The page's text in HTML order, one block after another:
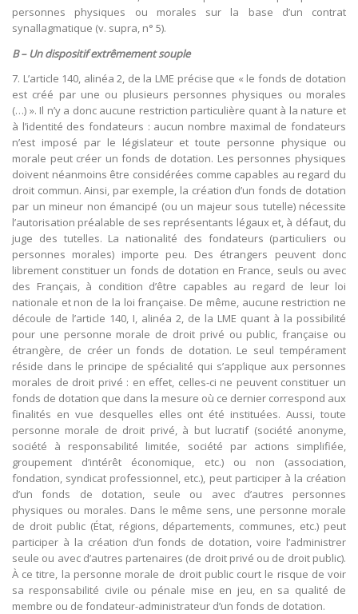
personnes physiques ou morales sur la base d’un contrat
synallagmatique (v. supra, n° 5).
B – Un dispositif extrêmement souple
7. L’article 140, alinéa 2, de la LME précise que « le fonds de dotation
est créé par une ou plusieurs personnes physiques ou morales
(…) ». Il n’y a donc aucune restriction particulière quant à la nature et
à l’identité des fondateurs : aucun nombre maximal de fondateurs
n’est imposé par le législateur et toute personne physique ou
morale peut créer un fonds de dotation. Les personnes physiques
doivent néanmoins être considérées comme capables au regard du
droit commun. Ainsi, par exemple, la création d’un fonds de dotation
par un mineur non émancipé (ou un majeur sous tutelle) nécessite
l’autorisation préalable de ses représentants légaux et, à défaut, du
juge des tutelles. La nationalité des fondateurs (particuliers ou
personnes morales) importe peu. Des étrangers peuvent donc
librement constituer un fonds de dotation en France, seuls ou avec
des Français, à condition d’être capables au regard de leur loi
nationale et non de la loi française. De même, aucune restriction ne
découle de l’article 140, I, alinéa 2, de la LME quant à la possibilité
pour une personne morale de droit privé ou public, française ou
étrangère, de créer un fonds de dotation. Le seul tempérament
réside dans le principe de spécialité qui s’applique aux personnes
morales de droit privé : en effet, celles-ci ne peuvent constituer un
fonds de dotation que dans la mesure où ce dernier correspond aux
finalités en vue desquelles elles ont été instituées. Aussi, toute
personne morale de droit privé, à but lucratif (société anonyme,
société à responsabilité limitée, société par actions simplifiée,
groupement d’intérêt économique, etc.) ou non (association,
fondation, syndicat professionnel, etc.), peut participer à la création
d’un fonds de dotation, seule ou avec d’autres personnes
physiques ou morales. Dans le même sens, une personne morale
de droit public (État, régions, départements, communes, etc.) peut
participer à la création d’un fonds de dotation, voire l’administrer
seule ou avec d’autres partenaires (de droit privé ou de droit public).
À ce titre, la personne morale de droit public court le risque de voir
sa responsabilité civile ou pénale mise en jeu, en sa qualité de
membre ou de fondateur-administrateur d’un fonds de dotation.